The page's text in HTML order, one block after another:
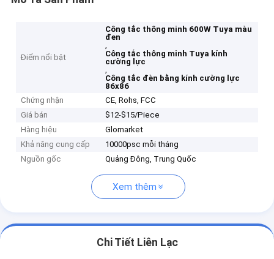
Điểm nổi bật
Công tắc thông minh 600W Tuya màu
đen
,
Công tắc thông minh Tuya kính
cường lực
,
Công tắc đèn bằng kính cường lực
86x86
Chứng nhận
CE, Rohs, FCC
Giá bán
$12-$15/Piece
Hàng hiệu
Glomarket
Khả năng cung cấp
10000psc mỗi tháng
Nguồn gốc
Quảng Đông, Trung Quốc
Xem thêm
Chi Tiết Liên Lạc